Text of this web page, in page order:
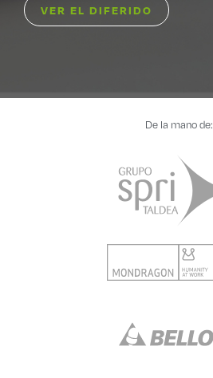
VER EL DIFERIDO
De la mano de: